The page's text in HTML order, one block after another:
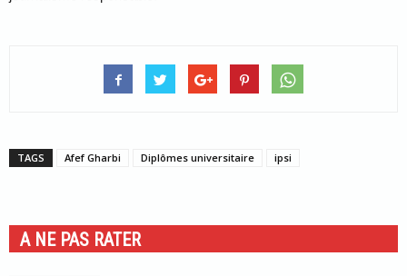
TAGS Afef Gharbi Diplômes universitaire ipsi
A NE PAS RATER